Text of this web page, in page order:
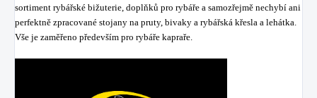
sortiment rybářské bižuterie, doplňků pro rybáře a samozřejmě nechybí ani
perfektně zpracované stojany na pruty, bivaky a rybářská křesla a lehátka.
Vše je zaměřeno především pro rybáře kapraře.